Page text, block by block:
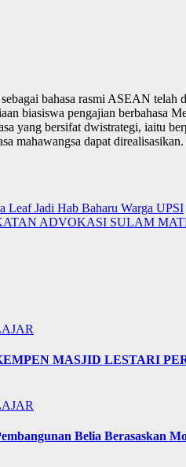
bahasa rasmi ASEAN
biasiswa pengajian berbahasa
yang bersifat dwistrategi, iaitu
mahawangsa dapat direalisasikan.
Jadi Hab Baharu Warga UPSI
ADVOKASI SULAM
MASJID LESTARI
Belia Berasaskan